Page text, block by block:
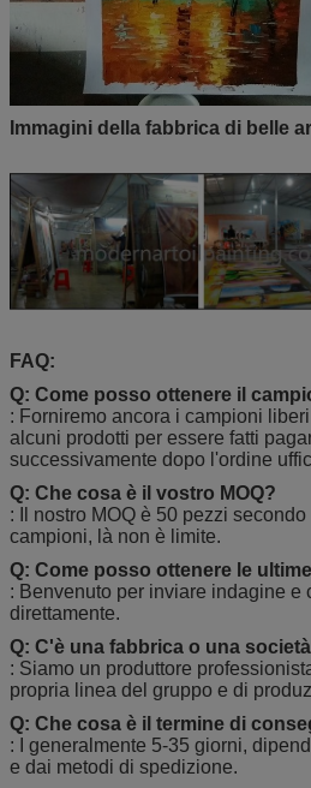
Immagini della fabbrica di belle
FAQ:
Q: Come posso ottenere il
: Forniremo ancora i campioni
alcuni prodotti per essere fatti
successivamente dopo l'ordine
Q: Che cosa è il vostro MOQ?
: Il nostro MOQ è 50 pezzi
campioni, là non è limite.
Q: Come posso ottenere le
: Benvenuto per inviare indagine e
direttamente.
Q: C'è una fabbrica o una
: Siamo un produttore
propria linea del gruppo e di
Q: Che cosa è il termine di
: I generalmente 5-35 giorni,
e dai metodi di spedizione.